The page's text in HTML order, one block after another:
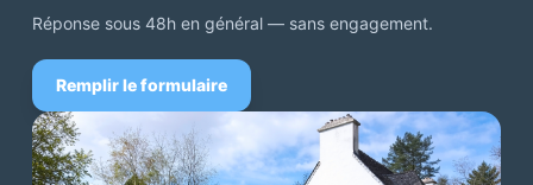
Réponse sous 48h en général — sans engagement.
Remplir le formulaire